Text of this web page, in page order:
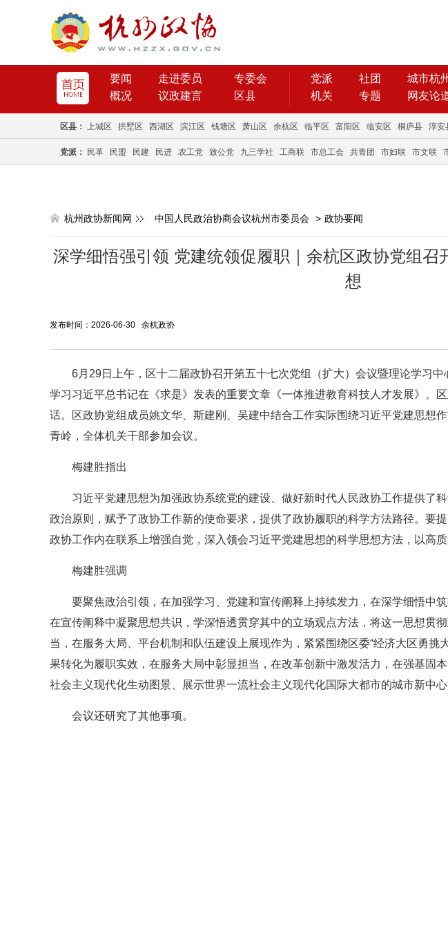
要闻 走进委员
专委会
概况
议政建言 区县
党派 社团
城市杭
机关
专题 网友论
区县： 上城区 拱墅区 西湖区 滨江区 钱塘区 萧山区 余杭区 临平区 富阳区 临安区 桐庐县 淳安
党派： 民革 民盟 民建 民进 农工党 致公党 九三学社 工商联 市总工会 共青团 市妇联 市文联
杭州政协新闻网 中国人民政治协商会议杭州市委员会 > 政协要闻
深学细悟强引领 党建统领促履职｜余杭区政协党组召
想
发布时间：2026-06-30 余杭政协
6月29日上午， 区十二届政协召开第五十七次党组（扩大）会议暨理论学习
学习习近平总书记在《求是》发表的重要文章《一体推进教育科技人才发展》。
话。区政协党组成员姚文华、斯建刚、吴建中结合工作实际围绕习近平党建思想
青岭，全体机关干部参加会议。
梅建胜指出
习近平党建思想为加强政协系统党的建设、做好新时代人民政协工作提供了
政治原则，赋予了政协工作新的使命要求，提供了政协履职的科学方法路径。要
政协工作内在联系上增强自觉，深入领会习近平党建思想的科学思想方法，以高质
梅建胜强调
要聚焦政治引领，在加强学习、党建和宣传阐释上持续发力，在深学细悟中
在宣传阐释中凝聚思想共识，学深悟透贯穿其中的立场观点方法，将这一思想贯
当，在服务大局、平台机制和队伍建设上展现作为，紧紧围绕区委“经济大区勇挑
果转化为履职实效，在服务大局中彰显担当，在改革创新中激发活力，在强基固
社会主义现代化生动图景、展示世界一流社会主义现代化国际大都市的城市新中心
会议还研究了其他事项。